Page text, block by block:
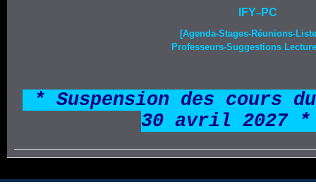
IFY–PC
[Agenda-Stages-Réunions-
Professeurs-Suggestions
* Suspension des cours
30 avril 2027 *